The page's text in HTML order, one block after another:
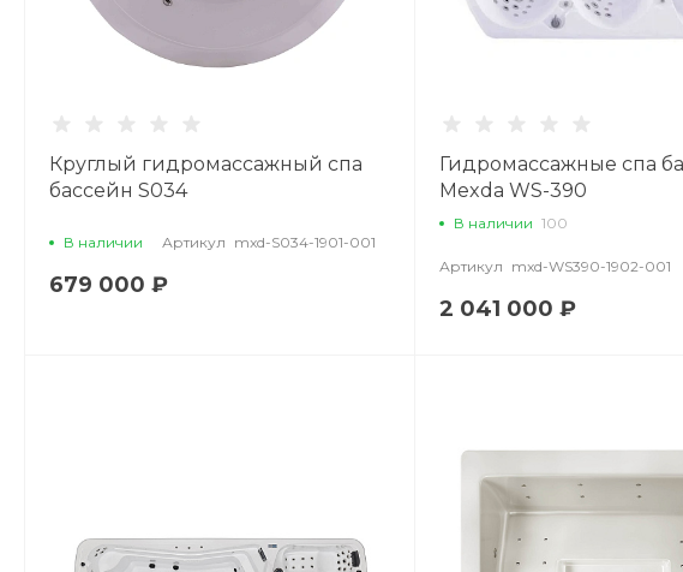
Круглый гидромассажный спа
бассейн S034
В наличии Артикул mxd-S034-1901-001
679 000 ₽
Гидромассажные спа
Mexda WS-390
В наличии 100
Артикул mxd-WS390-1902-001
2 041 000 ₽